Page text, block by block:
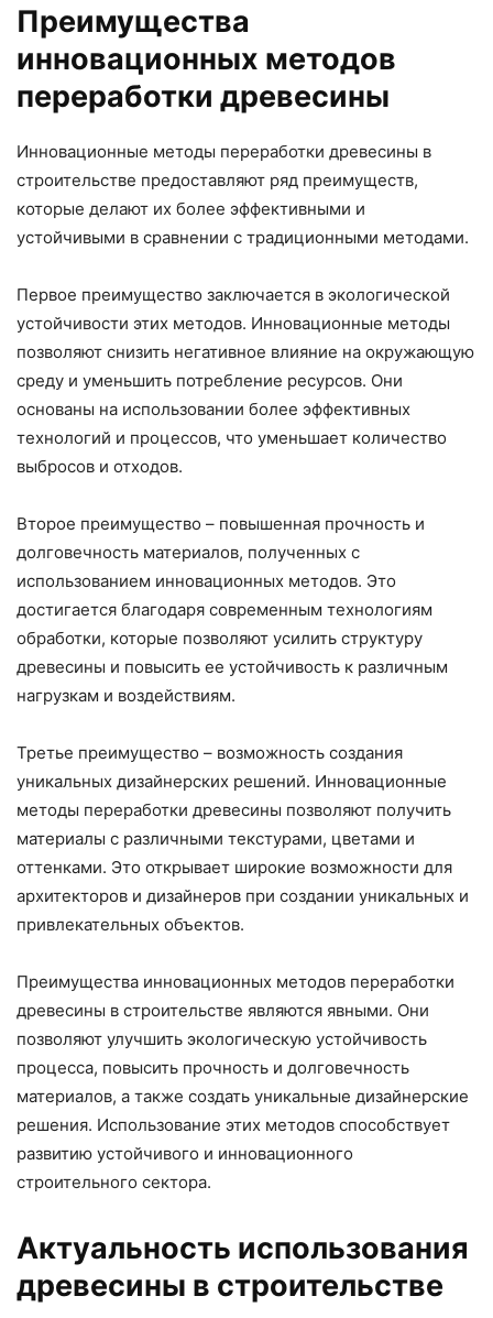
Преимущества
инновационных методов
переработки древесины
Инновационные методы переработки древесины в
строительстве предоставляют ряд преимуществ,
которые делают их более эффективными и
устойчивыми в сравнении с традиционными методами.
Первое преимущество заключается в экологической
устойчивости этих методов. Инновационные методы
позволяют снизить негативное влияние на окружающую
среду и уменьшить потребление ресурсов. Они
основаны на использовании более эффективных
технологий и процессов, что уменьшает количество
выбросов и отходов.
Второе преимущество – повышенная прочность и
долговечность материалов, полученных с
использованием инновационных методов. Это
достигается благодаря современным технологиям
обработки, которые позволяют усилить структуру
древесины и повысить ее устойчивость к различным
нагрузкам и воздействиям.
Третье преимущество – возможность создания
уникальных дизайнерских решений. Инновационные
методы переработки древесины позволяют получить
материалы с различными текстурами, цветами и
оттенками. Это открывает широкие возможности для
архитекторов и дизайнеров при создании уникальных и
привлекательных объектов.
Преимущества инновационных методов переработки
древесины в строительстве являются явными. Они
позволяют улучшить экологическую устойчивость
процесса, повысить прочность и долговечность
материалов, а также создать уникальные дизайнерские
решения. Использование этих методов способствует
развитию устойчивого и инновационного
строительного сектора.
Актуальность использования
древесины в строительстве